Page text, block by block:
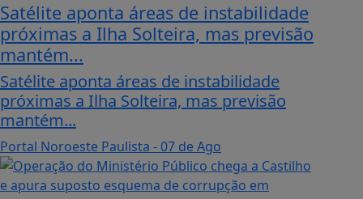
Satélite aponta áreas de instabilidade
próximas a Ilha Solteira, mas previsão
mantém...
Satélite aponta áreas de instabilidade
próximas a Ilha Solteira, mas previsão
mantém...
Portal Noroeste Paulista - 07 de Ago